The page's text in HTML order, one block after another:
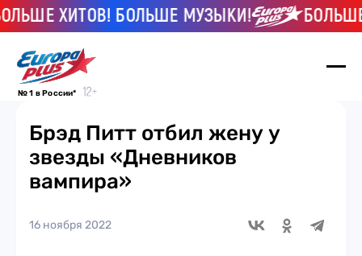
ХИТОВ! БОЛЬШЕ МУЗЫКИ! БОЛЬШЕ
№ 1 в России*
Брэд Питт отбил жену у
звезды «Дневников
вампира»
16 ноября 2022